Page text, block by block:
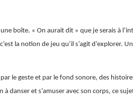
boîte. « On aurait dit » que je serais à
la notion de jeu qu’il s’agit d’explorer.
le geste et par le fond sonore, des
danser et s’amuser avec son corps, ce